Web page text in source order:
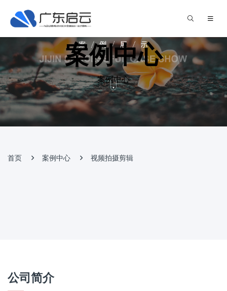
案例中心
案例中心
首页 案例中心 视频拍摄剪辑
公司简介